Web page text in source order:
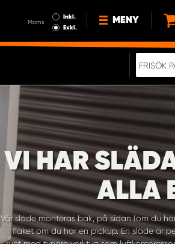
Moms
Inkl.
Exkl.
MENY
NYHETER
OM OSS
HÅLLBARHET
KÖPVILLKOR
LEDIGA JOBB
ETT RIKTIGT
VI HAR
ALLA
Vår släde monteras bak, på sidan (om du
flaket om du har en pickup. En släde är